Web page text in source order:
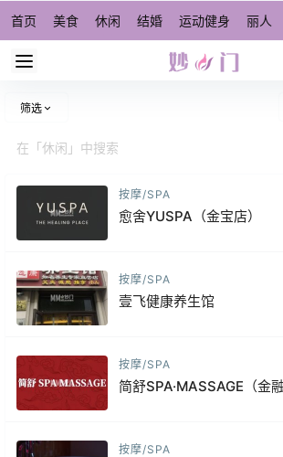
首页 美食 休闲 结婚 运动健身 丽人
筛选
按摩/SPA
愈舍YUSPA（金宝店）
按摩/SPA
壹飞健康养生馆
按摩/SPA
简舒SPA·MASSAGE（金
按摩/SPA